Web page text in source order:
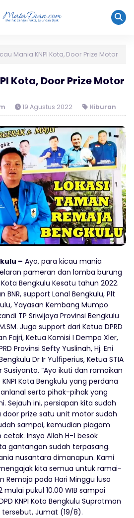
Mania KNPI Kota, Door Prize Motor
Kota, Door Prize Motor
19 Agustus 2022 Hiburan
– Ayo, para kicau mania
pameran dan lomba burung
Kota Bengkulu Kesatu tahun 2022.
support Lanal Bengkulu, Plt
Yayasan Kembang Mumpo
TP Sriwijaya Provinsi Bengkulu
Juga support dari Ketua DPRD
Fajri, Ketua Komisi I Dempo Xler,
Provinsi Sefty Yuslinah, Hj. Eni
Dr Ir Yulfiperius, Ketua STIA
Susiyanto. “Ayo ikuti dan ramaikan
Kota Bengkulu yang perdana
serta pihak-pihak yang
Sejauh ini, persiapan kita sudah
prize satu unit motor sudah
sampai, kemudian piagam
Insya Allah H-1 besok
gantangan sudah terpasang.
nusantara dimanapun. Kami
mengajak kita semua untuk ramai-
Remaja pada Hari Minggu lusa
mulai pukul 10.00 WIB sampai
KNPI Kota Bengkulu Supratman
Jumat (19/8).